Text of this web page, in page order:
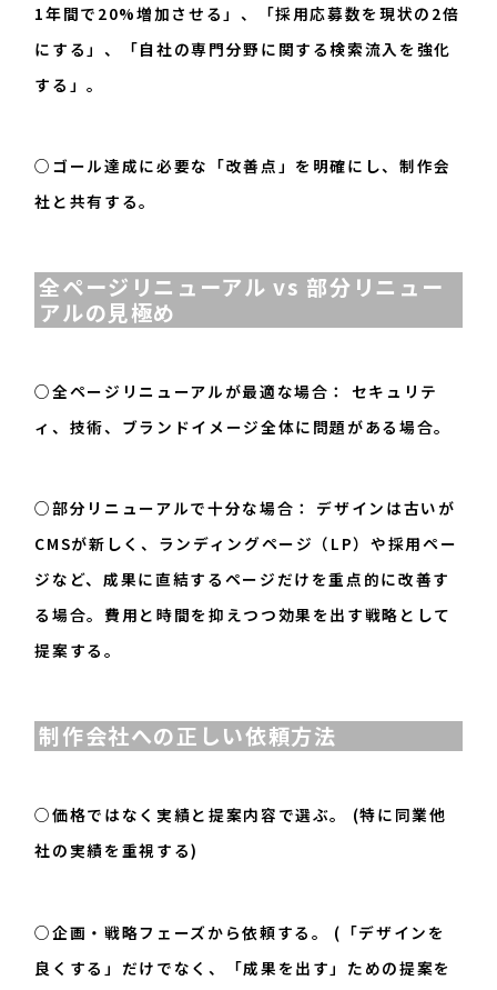
1年間で20%増加させる」、「採用応募数を現状の2倍
にする」、「自社の専門分野に関する検索流入を強化
する」。
○ゴール達成に必要な「改善点」を明確にし、制作会
社と共有する。
全ページリニューアル vs 部分リニュー
アルの見極め
○全ページリニューアルが最適な場合： セキュリテ
ィ、技術、ブランドイメージ全体に問題がある場合。
○部分リニューアルで十分な場合： デザインは古いが
CMSが新しく、ランディングページ（LP）や採用ペー
ジなど、成果に直結するページだけを重点的に改善す
る場合。費用と時間を抑えつつ効果を出す戦略として
提案する。
制作会社への正しい依頼方法
○価格ではなく実績と提案内容で選ぶ。 (特に同業他
社の実績を重視する)
○企画・戦略フェーズから依頼する。 (「デザインを
良くする」だけでなく、「成果を出す」ための提案を